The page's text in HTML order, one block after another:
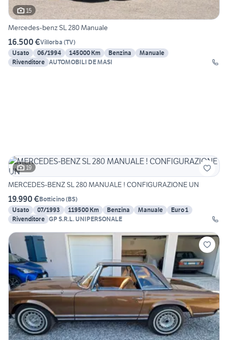
15
Mercedes-benz SL 280 Manuale
16.500 €Villorba (TV)
Usato
06/1994 145000 Km Benzina
Manuale
Rivenditore AUTOMOBILI DE MASI
19
MERCEDES-BENZ SL 280 MANUALE ! CONFIGURAZIONE UN
19.990 €Botticino(BS)
Usato
07/1993 119500 Km Benzina Manuale
Euro 1
Rivenditore GP S.R.L. UNIPERSONALE